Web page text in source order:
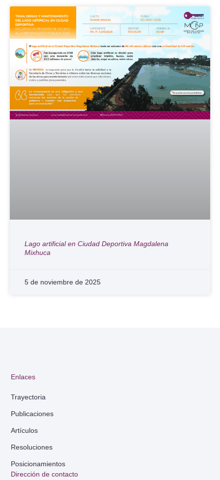
Lago artificial en Ciudad Deportiva Magdalena
Mixhuca
5 de noviembre de 2025
Dirección de contacto
Enlaces
Trayectoria
Publicaciones
Artículos
Resoluciones
Posicionamientos